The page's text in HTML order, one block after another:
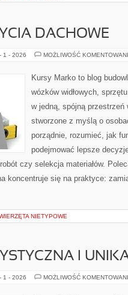
DACHOWE
1 - 2026 MOŻLIWOŚĆ
Kursy Marko to blog
wózków widłowych,
w jedną, spójną przestrzeń
stworzone z myślą o
porządnie, rozumieć, jak
podejmować lepsze
czy selekcja materiałów.
koncentruje się na praktyce:
NIETYPOWE
I
1 - 2026 MOŻLIWOŚĆ